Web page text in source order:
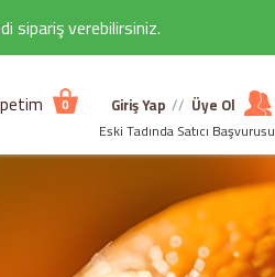
sipariş verebilirsiniz.
0 Giriş Yap // Üye Ol
Eski Tadında Satıcı Başvurusu